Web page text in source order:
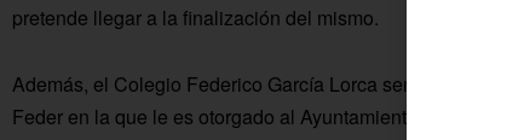
pretende llegar a la finalización del mismo.
Además, el Colegio Federico García Lorca será el
Feder en la que le es otorgado al Ayuntamiento un importe